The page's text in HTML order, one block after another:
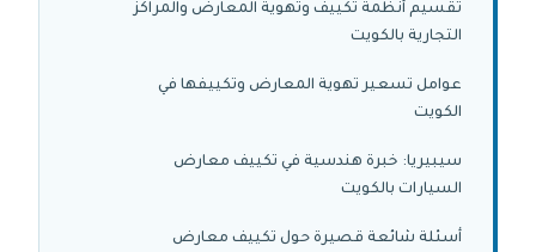
تقسيم أنظمة تكييف وتهوية المعارض والمراكز
التجارية بالكويت
عوامل تسعير تهوية المعارض وتكييفها في
الكويت
سيبيريا: خبرة هندسية في تكييف معارض
السيارات بالكويت
أسئلة شائعة قصيرة حول تكييف معارض